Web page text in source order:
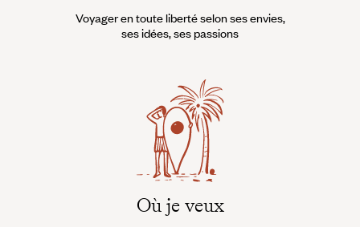
Voyager en toute liberté selon ses envies,
ses idées, ses passions
Où je veux